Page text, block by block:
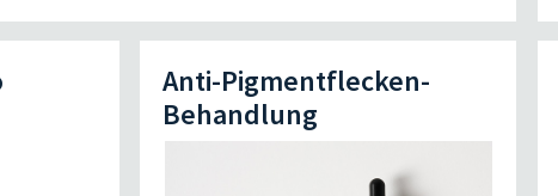
Anti-Pigmentflecken-
Behandlung